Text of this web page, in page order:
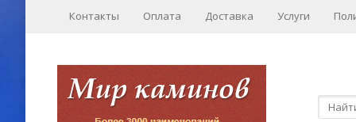
Контакты Оплата Доставка Услуги